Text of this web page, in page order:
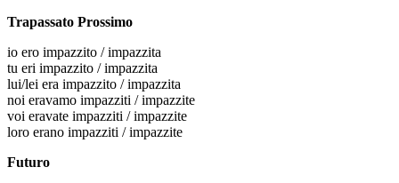
Trapassato Prossimo
io ero impazzito / impazzita
tu eri impazzito / impazzita
lui/lei era impazzito / impazzita
noi eravamo impazziti / impazzite
voi eravate impazziti / impazzite
loro erano impazziti / impazzite
Futuro